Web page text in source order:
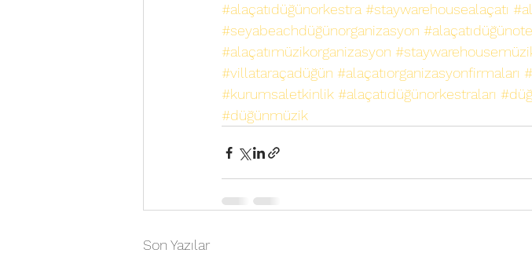
#alaçatıdüğünorkestra #staywarehousealaçatı
#seyabeachdüğünorganizasyon
#alaçatımüzikorganizasyon
#villataraçadüğün #alaçatıorganizasyonfirmaları
#kurumsaletkinlik #alaçatıdüğünorkestraları
#düğünmüzik
Son Yazılar